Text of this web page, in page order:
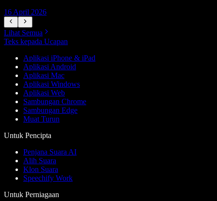
16 April 2026
Lihat Semua
Teks kepada Ucapan
Aplikasi iPhone & iPad
Aplikasi Android
Aplikasi Mac
Aplikasi Windows
Aplikasi Web
Sambungan Chrome
Sambungan Edge
Muat Turun
Untuk Pencipta
Penjana Suara AI
Alih Suara
Klon Suara
Speechify Work
Untuk Perniagaan